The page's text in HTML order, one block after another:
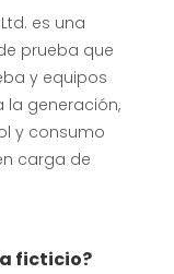
es una
prueba que
y equipos
la generación,
y consumo
carga de
ficticio?